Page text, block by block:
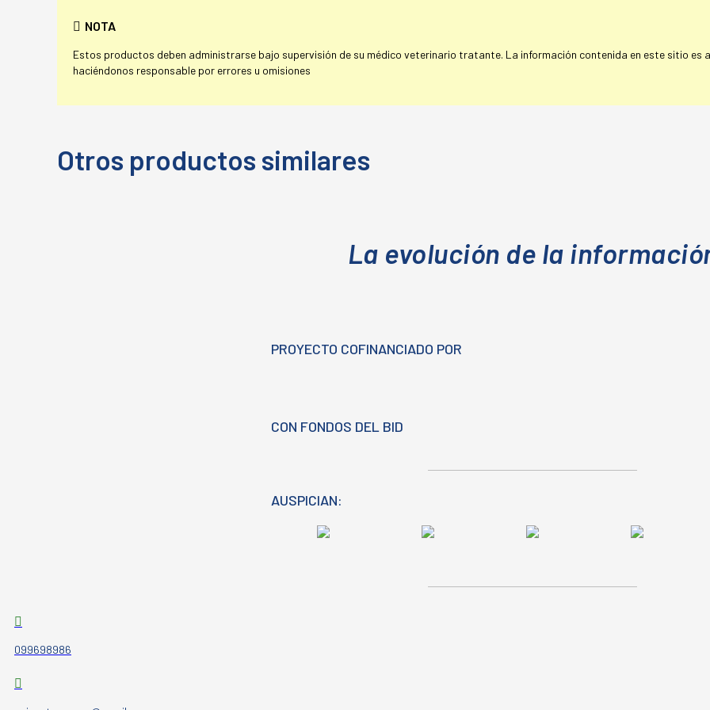
NOTA
Estos productos deben administrarse bajo supervisión de su médico veterinario tratante. La información contenida en este sitio es
haciéndonos responsable por errores u omisiones
Otros productos similares
La evolución de la
PROYECTO COFINANCIADO POR
CON FONDOS DEL BID
AUSPICIAN:
099698986